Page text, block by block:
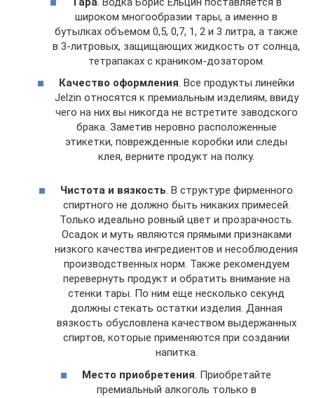
широком многообразии тары, а именно в
бутылках объемом 0,5, 0,7, 1, 2 и 3 литра, а также
в 3-литровых, защищающих жидкость от солнца,
тетрапаках с краником-дозатором.
Качество оформления. Все продукты линейки
Jelzin относятся к премиальным изделиям, ввиду
чего на них вы никогда не встретите заводского
брака. Заметив неровно расположенные
этикетки, поврежденные коробки или следы
клея, верните продукт на полку.
Чистота и вязкость. В структуре фирменного
спиртного не должно быть никаких примесей.
Только идеально ровный цвет и прозрачность.
Осадок и муть являются прямыми признаками
низкого качества ингредиентов и несоблюдения
производственных норм. Также рекомендуем
перевернуть продукт и обратить внимание на
стенки тары. По ним еще несколько секунд
должны стекать остатки изделия. Данная
вязкость обусловлена качеством выдержанных
спиртов, которые применяются при создании
напитка.
Место приобретения. Приобретайте
премиальный алкоголь только в